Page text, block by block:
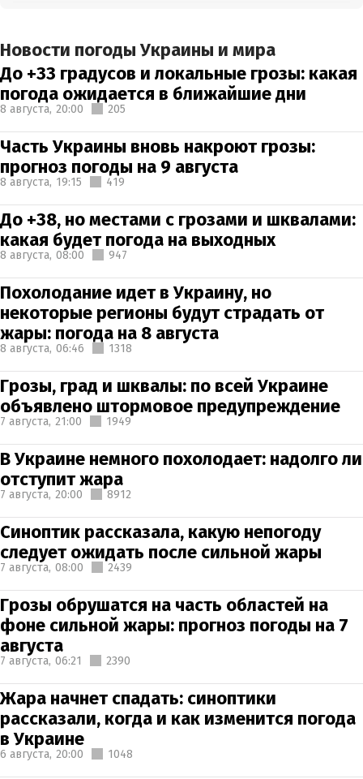
Новости погоды Украины и мира
До +33 градусов и локальные грозы: какая
погода ожидается в ближайшие дни
8 августа, 20:00 205
Часть Украины вновь накроют грозы:
прогноз погоды на 9 августа
8 августа, 19:15 419
До +38, но местами с грозами и шквалами:
какая будет погода на выходных
8 августа, 08:00 947
Похолодание идет в Украину, но
некоторые регионы будут страдать от
жары: погода на 8 августа
8 августа, 06:46 1318
Грозы, град и шквалы: по всей Украине
объявлено штормовое предупреждение
7 августа, 21:00 1949
В Украине немного похолодает: надолго ли
отступит жара
7 августа, 20:00 8912
Синоптик рассказала, какую непогоду
следует ожидать после сильной жары
7 августа, 08:00 2439
Грозы обрушатся на часть областей на
фоне сильной жары: прогноз погоды на 7
августа
7 августа, 06:21 2390
Жара начнет спадать: синоптики
рассказали, когда и как изменится погода
в Украине
6 августа, 20:00 1048